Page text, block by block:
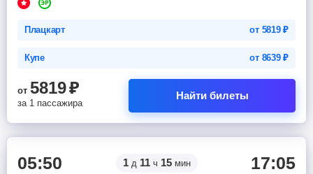
Плацкарт от 5819₽
Купе от 8639₽
от 5819₽
за 1 пассажира
Найти билеты
05:50 1д 11ч 15мин 17:05